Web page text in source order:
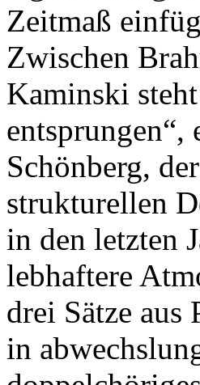
Zeitmaß
Zwischen
Kaminski
Schönberg,
strukturellen
in den letzten
lebhaftere
drei Sätze
in